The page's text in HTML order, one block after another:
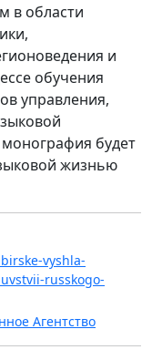
в области
и
обучения
управления,
будет
жизнью
vyshla-
russkogo-
Агентство